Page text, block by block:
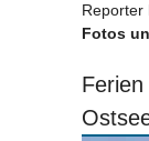
Reporter
Fotos